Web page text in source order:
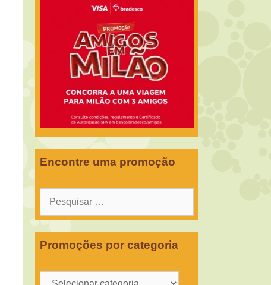
Encontre uma promoção
Pesquisar
Promoções por categoria
Promoções